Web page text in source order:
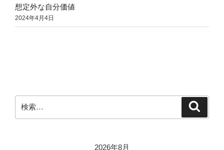
想定外な自分価値
2024年4月4日
索:
2026年8月